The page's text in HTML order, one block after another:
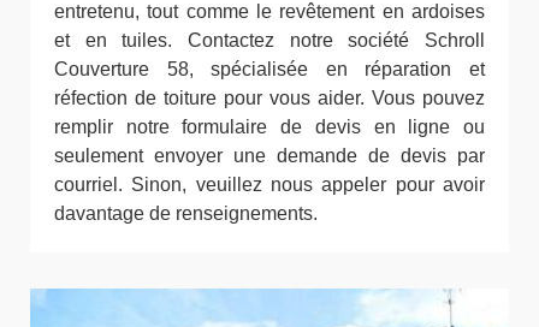
entretenu, tout comme le revêtement en ardoises
et en tuiles. Contactez notre société Schroll
Couverture 58, spécialisée en réparation et
réfection de toiture pour vous aider. Vous pouvez
remplir notre formulaire de devis en ligne ou
seulement envoyer une demande de devis par
courriel. Sinon, veuillez nous appeler pour avoir
davantage de renseignements.